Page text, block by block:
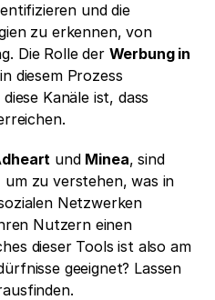
und die
zu erkennen, von
Die Rolle der Werbung in
diesem Prozess
Kanäle ist, dass
und Minea, sind
zu verstehen, was in
Netzwerken
Nutzern einen
dieser Tools ist also am
geeignet? Lassen